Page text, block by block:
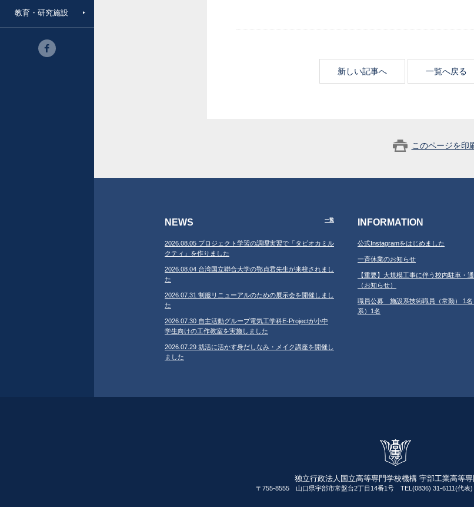
教育・研究施設
新しい記事へ 一覧へ戻る
このページを印
NEWS 一覧
2026.08.05 プロジェクト学習の調理実習で「タピオカミル
クティ」を作りました
2026.08.04 台湾国立聯合大学の鄂貞君先生が来校されまし
た
2026.07.31 制服リニューアルのための展示会を開催しまし
た
2026.07.30 自主活動グループ電気工学科E-Projectが小中
学生向けの工作教室を実施しました
2026.07.29 就活に活かす身だしなみ・メイク講座を開催し
ました
INFORMATION
公式Instagramをはじめました
一斉休業のお知らせ
【重要】大規模工事に伴う校内駐車・
（お知らせ）
職員公募 施設系技術職員（常勤） 1
系）1名
独立行政法人国立高等専門学校機構 宇部工業高等
〒755-8555 山口県宇部市常盤台2丁目14番1号 TEL(0836) 31-6111(代表